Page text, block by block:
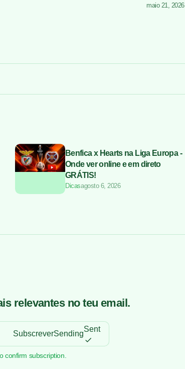
maio 21, 2026
Benfica x Hearts na Liga Europa -
Onde ver online e em direto
GRÁTIS!
Dicasagosto 6, 2026
relevantes no teu email.
SubscreverSending
Sent
confirm subscription.